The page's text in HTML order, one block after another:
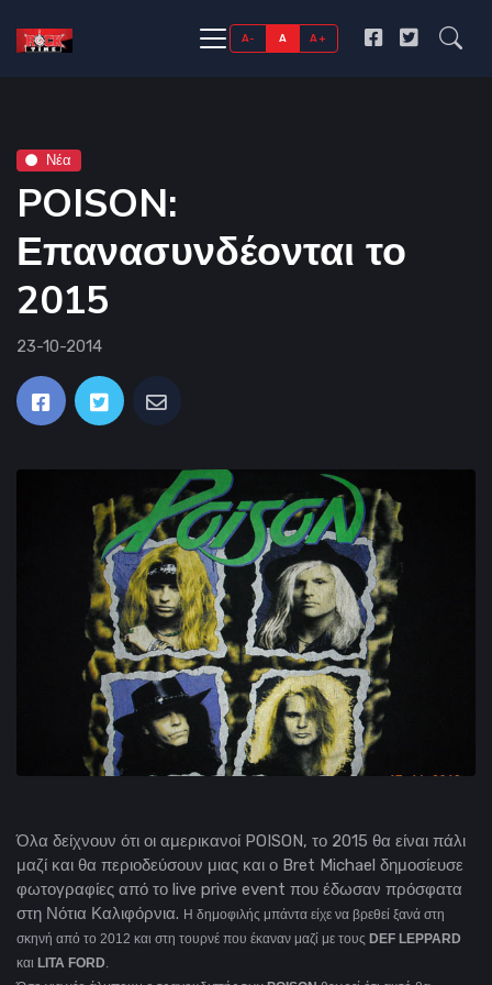
A- A A+
Νέα
POISON:
Επανασυνδέονται το
2015
23-10-2014
Όλα δείχνουν ότι οι αμερικανοί POISON, το 2015 θα είναι πάλι
μαζί και θα περιοδεύσουν μιας και ο Bret Michael δημοσίευσε
φωτογραφίες από το live prive event που έδωσαν πρόσφατα
στη Νότια Καλιφόρνια. H δημοφιλής μπάντα είχε να βρεθεί ξανά στη
σκηνή από το 2012 και στη τουρνέ που έκαναν μαζί με τους DEF LEPPARD
και LITA FORD.